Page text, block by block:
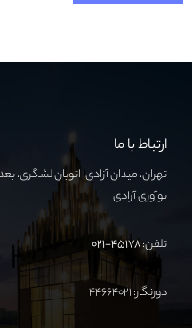
ارتباط با ما
نوآوری آزادی
تلفن:۴۵۱۷۸-۰۲۱
دورنگار: ۴۴۶۶۴۰۲۱